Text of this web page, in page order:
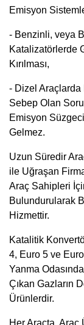
Emisyon
- Benzinli, veya
Katalizatörlerde
Kırılması,
- Dizel Araçlarda
Sebep Olan
Emisyon
Gelmez.
Uzun Süredir
ile Uğraşan
Araç Sahipleri
Bulundurularak
Hizmettir.
Katalitik
4, Euro 5 ve
Yanma
Çıkan Gazların
Ürünlerdir.
Her Araçta, Araç